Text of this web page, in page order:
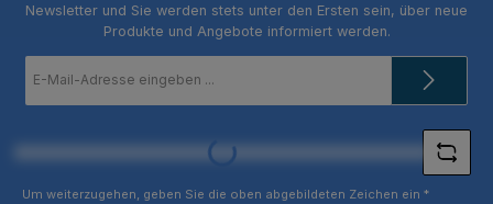
Newsletter und Sie werden stets unter den Ersten sein, über neue
Produkte und Angebote informiert werden.
Mail-
Loading...
Um weiterzugehen, geben Sie die oben abgebildeten Zeichen ein *